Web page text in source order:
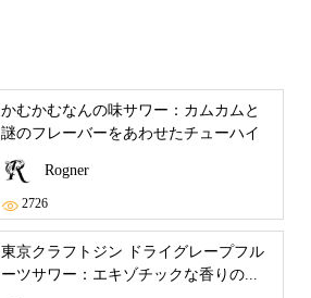
かむかむなんの味サワー：カムカムと
謎のフレーバーをあわせたチューハイ
Rogner
2726
東京クラフトジン ドライグレープフル
ーツサワー：エキゾチックな香りの...